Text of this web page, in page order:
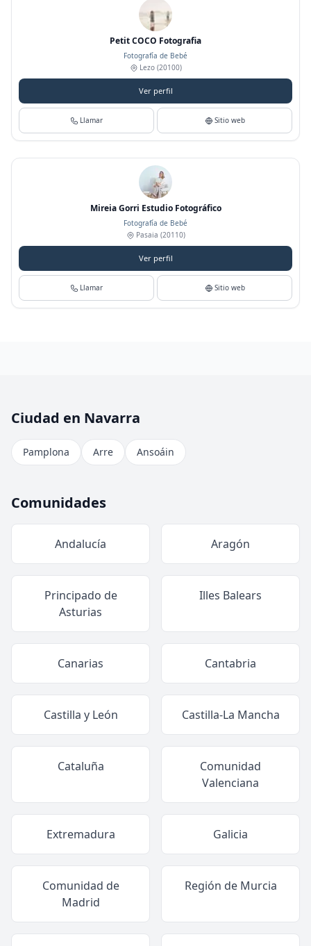
Petit COCO Fotografia
Fotografía de Bebé
Lezo(20100)
Ver perfil
Llamar Sitio web
Mireia Gorri Estudio Fotográfico
Fotografía de Bebé
Pasaia (20110)
Ver perfil
Llamar Sitio web
Ciudad en Navarra
Pamplona Arre Ansoáin
Comunidades
Andalucía Aragón
Principado de
Asturias
Illes Balears
Canarias Cantabria
Castilla y León Castilla-La Mancha
Cataluña
Comunidad
Valenciana
Extremadura Galicia
Comunidad de
Madrid
Región de Murcia